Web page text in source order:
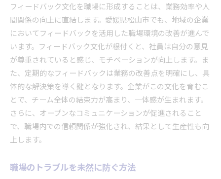
フィードバック文化を職場に形成することは、業務効率や人
間関係の向上に直結します。愛媛県松山市でも、地域の企業
においてフィードバックを活用した職場環境の改善が進んで
います。フィードバック文化が根付くと、社員は自分の意見
が尊重されていると感じ、モチベーションが向上します。ま
た、定期的なフィードバックは業務の改善点を明確にし、具
体的な解決策を導く鍵となります。企業がこの文化を育むこ
とで、チーム全体の結束力が高まり、一体感が生まれます。
さらに、オープンなコミュニケーションが促進されること
で、職場内での信頼関係が強化され、結果として生産性も向
上します。
職場のトラブルを未然に防ぐ方法